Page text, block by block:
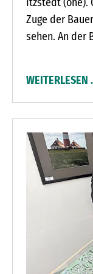
Zuge der
sehen. An der
Lehfeldt aus
Aufstellerin
leben will, wo
werden“,
WEITERLESEN